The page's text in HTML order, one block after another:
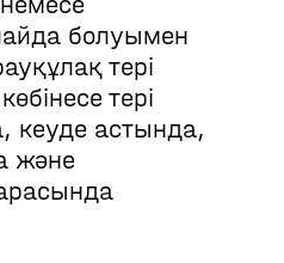
болуымен
тері
тері
кеуде астында,
және